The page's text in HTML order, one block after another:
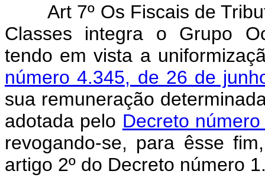
Art 7º Os Fiscais de
Classes integra o Grupo
tendo em vista a
número 4.345, de 26 de
sua remuneração
adotada pelo Decreto
revogando-se, para êsse
artigo 2º do Decreto número